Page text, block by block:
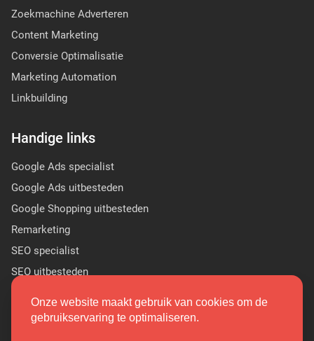
Zoekmachine Adverteren
Content Marketing
Conversie Optimalisatie
Marketing Automation
Linkbuilding
Handige links
Google Ads specialist
Google Ads uitbesteden
Google Shopping uitbesteden
Remarketing
SEO specialist
SEO uitbesteden
PR linkbuilding
Onze website maakt gebruik van cookies om de
gebruikservaring te optimaliseren.